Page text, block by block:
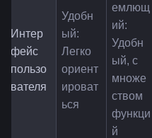
Интер
фейс
пользо
вателя
Удобн
ый:
Легко
ориент
ироват
ься
емлющ
ий:
Удобн
ый, с
множе
ством
функци
й